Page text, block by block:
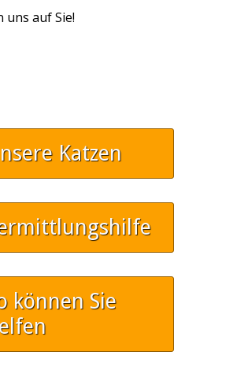
uns auf Sie!
Katzen
können Sie